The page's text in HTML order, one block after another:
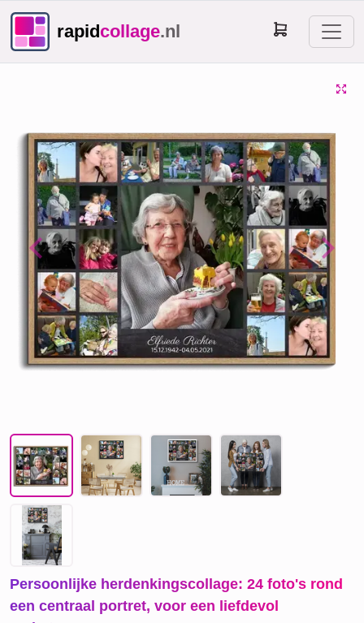
rapidcollage.nl
Previous Next
Persoonlijke herdenkingscollage: 24 foto's rond
een centraal portret, voor een liefdevol